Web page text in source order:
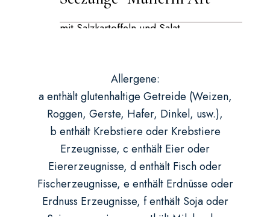
Allergene:
a enthält glutenhaltige Getreide (Weizen,
Roggen, Gerste, Hafer, Dinkel, usw.),
b enthält Krebstiere oder Krebstiere
Erzeugnisse, c enthält Eier oder
Eiererzeugnisse, d enthält Fisch oder
Fischerzeugnisse, e enthält Erdnüsse oder
Erdnuss Erzeugnisse, f enthält Soja oder